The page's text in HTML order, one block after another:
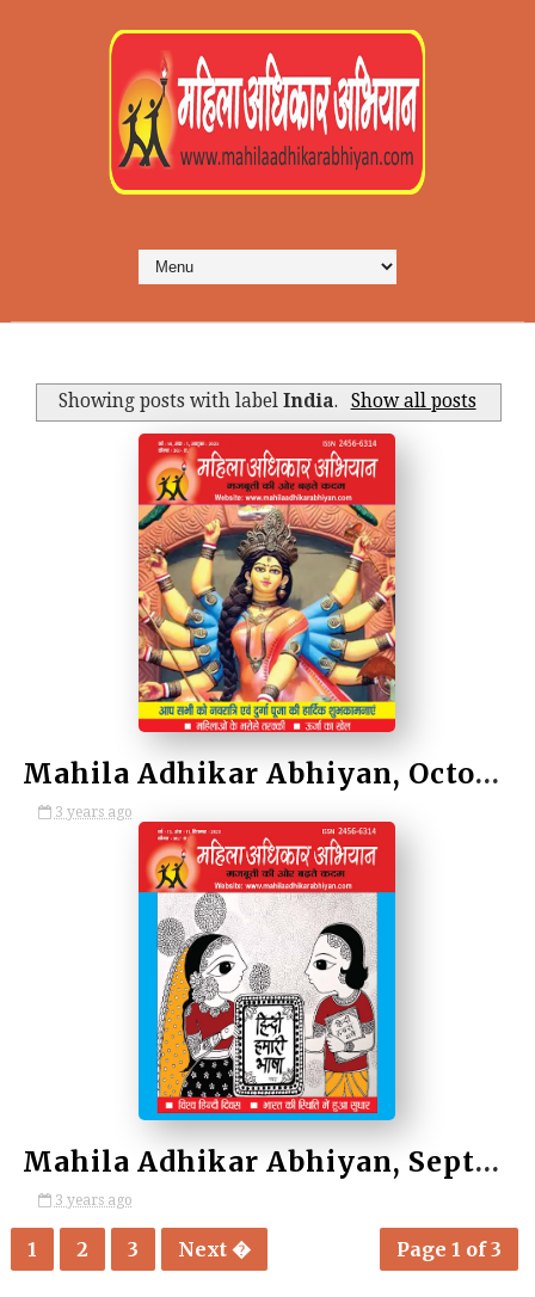
Showing posts with labelIndia. Show all posts
by Kulina Kumari
Mahila Adhikar Abhiyan, October 2023 / महिला अधिकार अभियान, अक्टूबर 2023
3 years ago
by Kulina Kumari
Mahila Adhikar Abhiyan, September 2023 / महिला अधिकार अभियान, सितम्बर 2023
3 years ago
Page 1 of 3
1 2 3 Next �